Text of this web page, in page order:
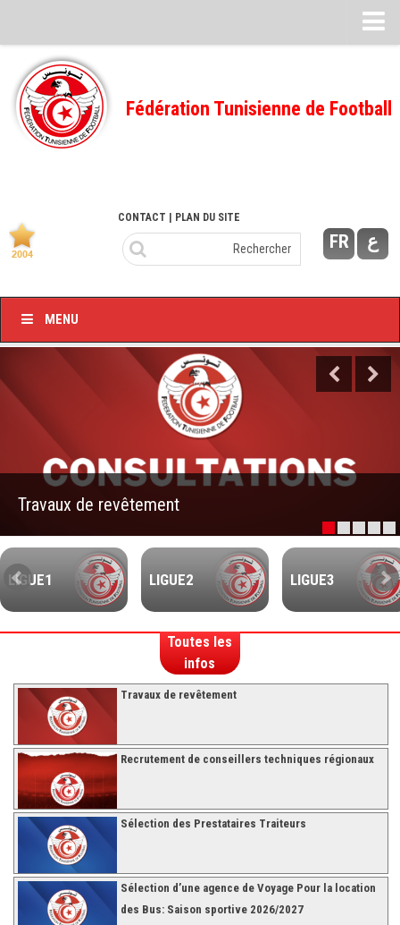
Feuille de match
FMI – 2022/2023
Ligue I – 2022/2023
Ligue I – 2020/2021
Ligue I – 2019/2020
Feuilles de match 2018/2019
Feuille de match 2017/2018
–Ligue I–
–Ligue II–
Feuille de match 2016/2017
-Ligue I-
-Ligue II-
Fédération Tunisienne de Football
FR ع
CONTACT | PLAN DU SITE
MENU
Travaux de revêtement
LIGUE1 LIGUE2 LIGUE3
Toutes les
infos
Travaux de revêtement
Recrutement de conseillers techniques régionaux
Sélection des Prestataires Traiteurs
Sélection d’une agence de Voyage Pour la location
des Bus: Saison sportive 2026/2027